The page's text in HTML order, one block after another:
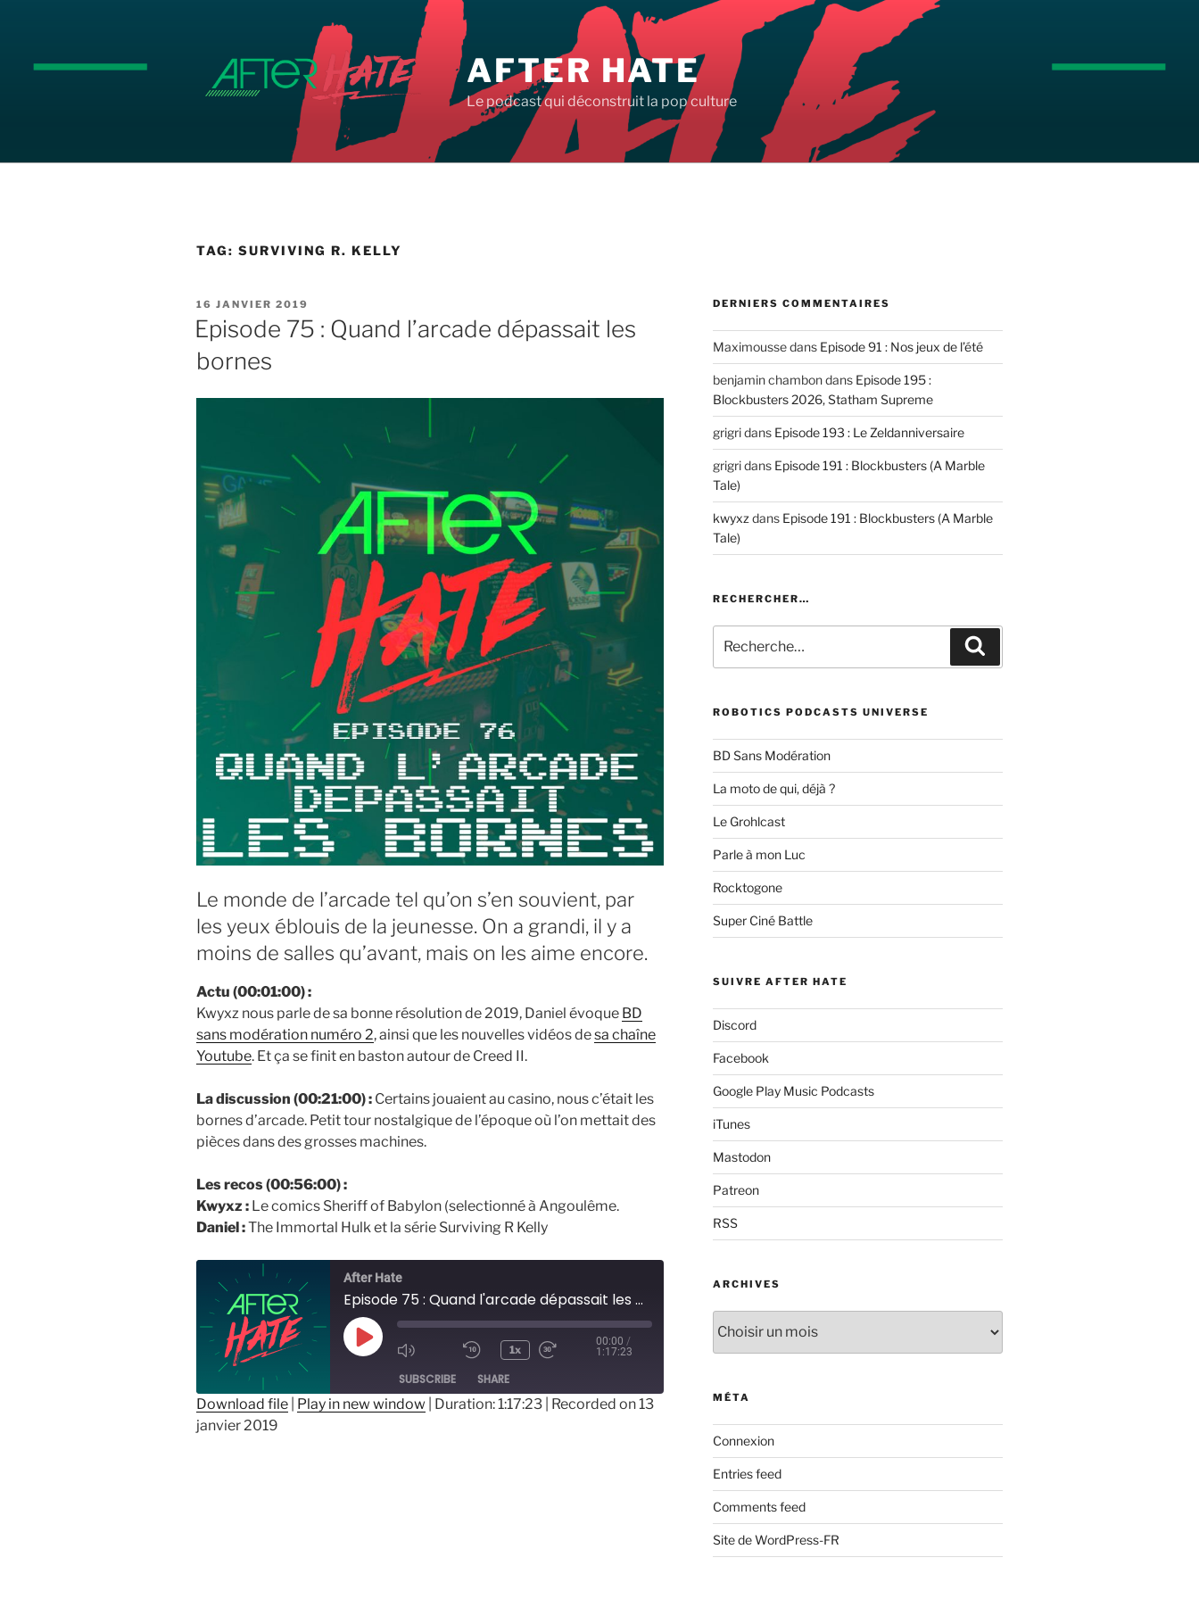
principal
AFTER HATE
Le podcast qui déconstruit la pop culture
TAG: SURVIVING R. KELLY
PUBLIÉ
LE
16 JANVIER 2019
Episode 75 : Quand l’arcade dépassait les
bornes
Le monde de l’arcade tel qu’on s’en souvient, par
les yeux éblouis de la jeunesse. On a grandi, il y a
moins de salles qu’avant, mais on les aime encore.
Actu (00:01:00) :
Kwyxz nous parle de sa bonne résolution de 2019, Daniel évoque BD
sans modération numéro 2, ainsi que les nouvelles vidéos desa chaîne
Youtube. Et ça se finit en baston autour de Creed II.
La discussion (00:21:00) : Certains jouaient au casino, nous c’était les
bornes d’arcade. Petit tour nostalgique de l’époque où l’on mettait des
pièces dans des grosses machines.
Les recos (00:56:00) :
Kwyxz : Le comics Sheriff of Babylon (selectionné à Angoulême.
Daniel :The Immortal Hulk et la série Surviving R Kelly
After Hate
Episode 75 : Quand l'arcade dépassait les bornes
Play
1x
00:00 /
1:17:23
SUBSCRIBE SHARE
SHARE
Download file Play in new window Duration: 1:17:23 Recorded on 13
janvier 2019
DERNIERS COMMENTAIRES
Maximoussedans Episode 91 : Nos jeux de l’été
benjamin chambondans Episode 195 :
Blockbusters 2026, Statham Supreme
grigridans Episode 193 : Le Zeldanniversaire
grigridans Episode 191 : Blockbusters (A Marble
Tale)
kwyxz dans Episode 191 : Blockbusters (A Marble
Tale)
RECHERCHER…
pour
:
ROBOTICS PODCASTS UNIVERSE
BD Sans Modération
La moto de qui, déjà ?
Le Grohlcast
Parle à mon Luc
Rocktogone
Super Ciné Battle
SUIVRE AFTER HATE
Discord
Facebook
Google Play Music Podcasts
iTunes
Mastodon
Patreon
RSS
ARCHIVES
MÉTA
Connexion
Entries feed
Comments feed
Site de WordPress-FR